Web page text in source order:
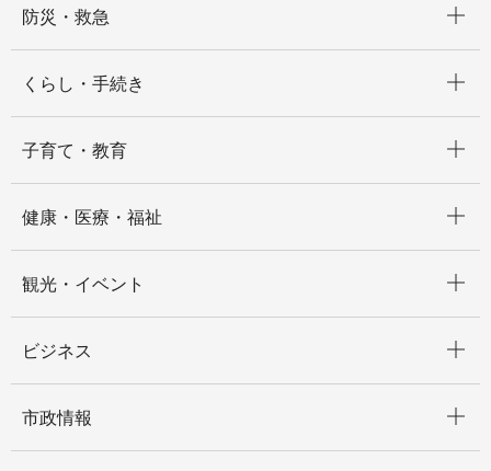
防災・救急
くらし・手続き
子育て・教育
健康・医療・福祉
観光・イベント
ビジネス
市政情報